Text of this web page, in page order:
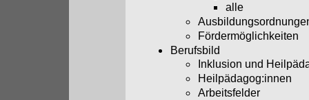
alle
Fördermöglichkeiten
Berufsbild
Inklusion und
Heilpädagog:innen
Arbeitsfelder